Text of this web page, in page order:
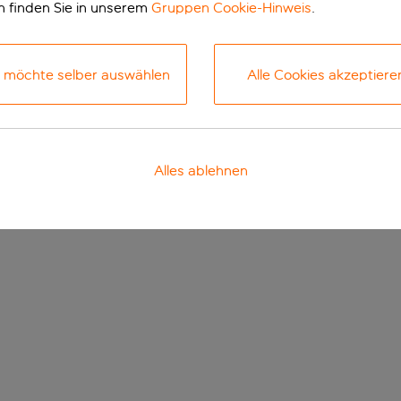
finden Sie in unserem Gruppen Cookie-Hinweis.
möchte selber auswählen Alle Cookies
Alles ablehnen